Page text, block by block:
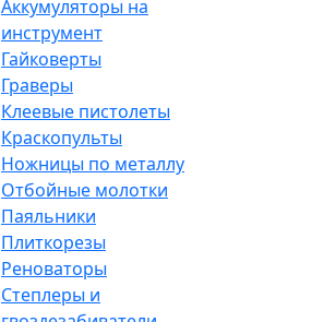
Аккумуляторы на
инструмент
Гайковерты
Граверы
Клеевые пистолеты
Краскопульты
Ножницы по металлу
Отбойные молотки
Паяльники
Плиткорезы
Реноваторы
Степлеры и